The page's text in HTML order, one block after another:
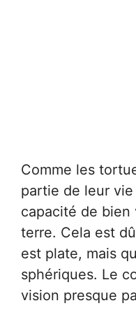
Comme les
partie de leur vie
capacité de bien
terre. Cela est
est plate, mais
sphériques. Le
vision presque